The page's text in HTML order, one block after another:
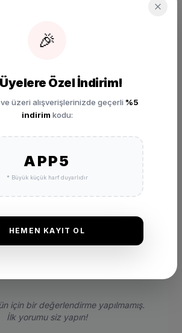
SEPETE EKLE
müşterilerimizin görüşleri ve deneyimleri.
için bir değerlendirme yapılmamış.
İlk yorumu siz yapın!
🎉
Özel İndirim!
üzeri alışverişlerinizde geçerli %5
indirim kodu:
APP5
* Büyük küçük harf duyarlıdır
HEMEN KAYIT OL